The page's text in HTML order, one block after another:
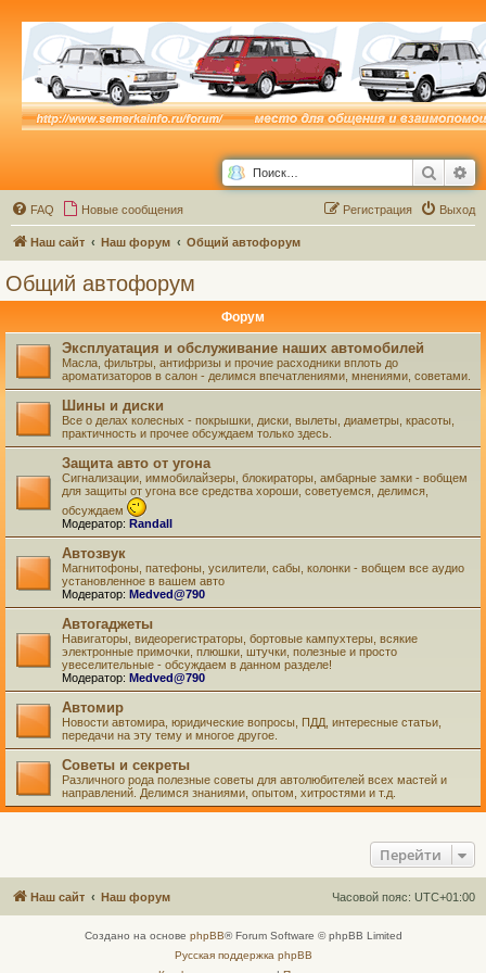
Поиск
FAQ Новые сообщения Выход
Регистрация
Наш сайт Наш форум Общий автофорум
Общий автофорум
Форум
Эксплуатация и обслуживание наших автомобилей
Масла, фильтры, антифризы и прочие расходники вплоть до
ароматизаторов в салон - делимся впечатлениями, мнениями, советами.
Шины и диски
Все о делах колесных - покрышки, диски, вылеты, диаметры, красоты,
практичность и прочее обсуждаем только здесь.
Защита авто от угона
Сигнализации, иммобилайзеры, блокираторы, амбарные замки - вобщем
для защиты от угона все средства хороши, советуемся, делимся,
обсуждаем
Модератор: Randall
Автозвук
Магнитофоны, патефоны, усилители, сабы, колонки - вобщем все аудио
установленное в вашем авто
Модератор: Medved@790
Автогаджеты
Навигаторы, видеорегистраторы, бортовые кампухтеры, всякие
электронные примочки, плюшки, штучки, полезные и просто
увеселительные - обсуждаем в данном разделе!
Модератор: Medved@790
Автомир
Новости автомира, юридические вопросы, ПДД, интересные статьи,
передачи на эту тему и многое другое.
Советы и секреты
Различного рода полезные советы для автолюбителей всех мастей и
направлений. Делимся знаниями, опытом, хитростями и т.д.
Перейти
Наш сайт Наш форум Часовой пояс: UTC+01:00
Создано на основе phpBB® Forum Software © phpBB Limited
Русская поддержка phpBB